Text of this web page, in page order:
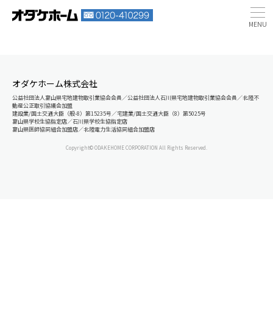
オダケホーム株式会社
公益社団法人富山県宅地建物取引業協会会員／公益社団法人石川県宅地建物取引業協会会員／北陸不
動産公正取引協議会加盟
建設業/国土交通大臣（般-8）第15235号／宅建業/国土交通大臣（8）第5025号
富山県学校生協指定店／石川県学校生協指定店
富山県医師協同組合加盟店／北陸電力生活協同組合加盟店
Copyright© ODAKEHOME CORPORATION All Rights Reserved.